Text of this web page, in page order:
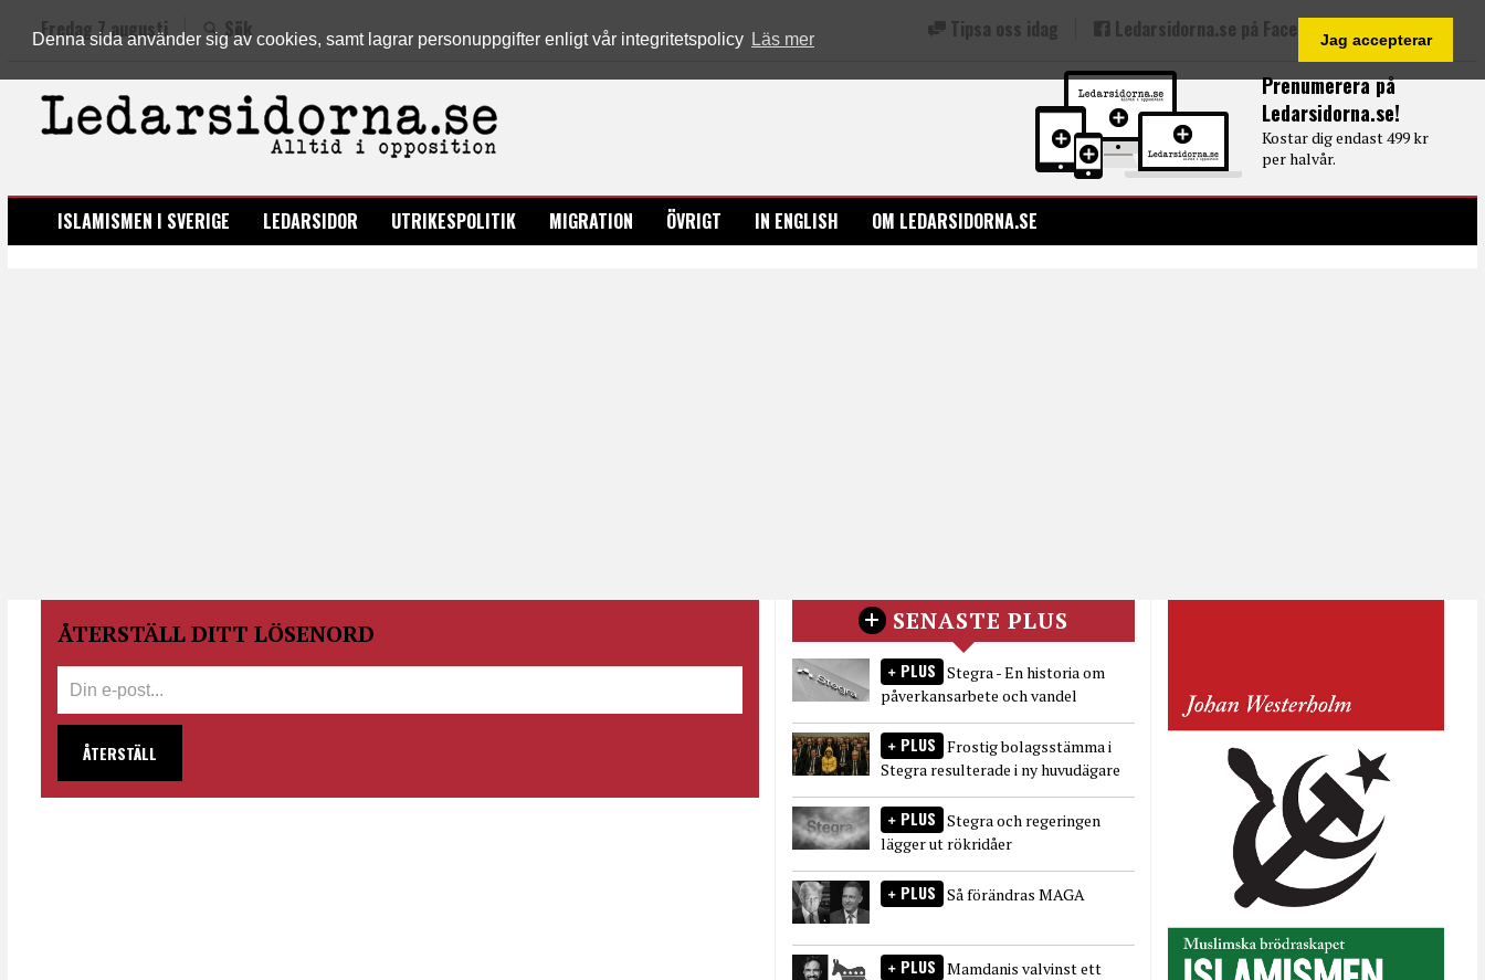
Denna sida använder sig av cookies, samt lagrar personuppgifter enligt vår integritetspolicy Läs mer Jag accepterar
Prenumerera på
Ledarsidorna.se!
Kostar dig endast 499 kr
per halvår.
Fredag 7 augusti Sök Tipsa oss idag Ledarsidorna.se på Facebook
LEDARSIDORNA.SE
ISLAMISMEN I SVERIGE LEDARSIDOR UTRIKESPOLITIK MIGRATION ÖVRIGT IN ENGLISH OM LEDARSIDORNA.SE
ÅTERSTÄLL DITT LÖSENORD
ÅTERSTÄLL
SENASTE PLUS
PLUS Stegra - En historia om
påverkansarbete och vandel
PLUS Frostig bolagsstämma i
Stegra resulterade i ny huvudägare
PLUS Stegra och regeringen
lägger ut rökridåer
PLUS Så förändras MAGA
PLUS Mamdanis valvinst ett